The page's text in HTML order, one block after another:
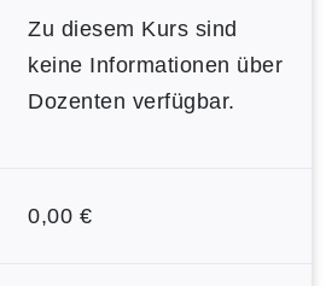
Zu diesem Kurs sind
keine Informationen über
Dozenten verfügbar.
0,00 €